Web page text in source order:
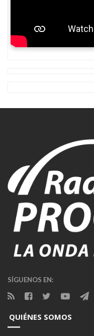
SÍGUENOS EN:
QUIÉNES SOMOS